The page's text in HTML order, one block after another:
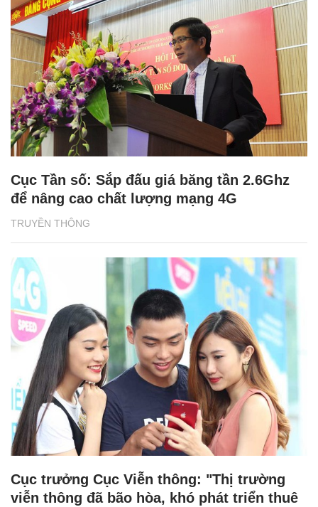
TRUYỀN THÔNG
Cục Tần số: Sắp đấu giá băng tần 2.6Ghz
để nâng cao chất lượng mạng 4G
Cục trưởng Cục Viễn thông: "Thị trường
viễn thông đã bão hòa, khó phát triển thuê